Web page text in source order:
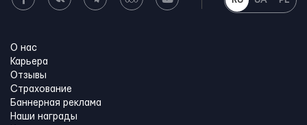
О нас
Карьера
Отзывы
Страхование
Баннерная реклама
Наши награды